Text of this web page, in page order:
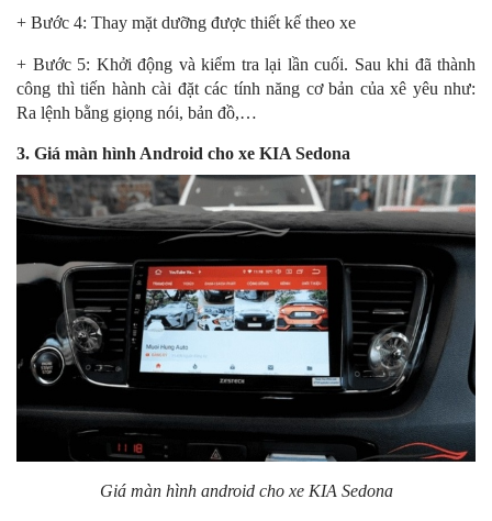
+ Bước 4: Thay mặt dưỡng được thiết kế theo xe
+ Bước 5: Khởi động và kiểm tra lại lần cuối. Sau khi đã thành
công thì tiến hành cài đặt các tính năng cơ bản của xê yêu như:
Ra lệnh bằng giọng nói, bản đồ,…
3. Giá màn hình Android cho xe KIA Sedona
Giá màn hình android cho xe KIA Sedona